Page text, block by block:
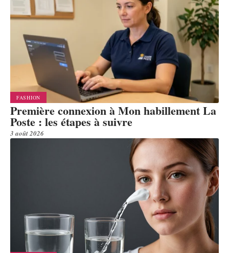
FASHION
Première connexion à Mon habillement La
Poste : les étapes à suivre
3 août 2026